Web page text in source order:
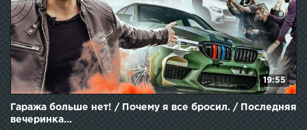
19:55
Гаража больше нет! / Почему я все бросил. / Последняя
вечеринка...